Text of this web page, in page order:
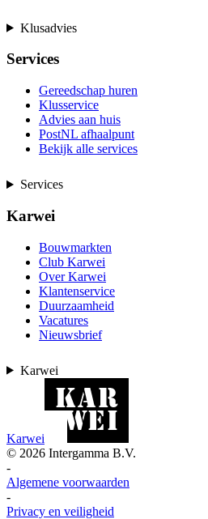
Klusadvies
Services
Gereedschap huren
Klusservice
Advies aan huis
PostNL afhaalpunt
Bekijk alle services
Services
Karwei
Bouwmarkten
Club Karwei
Over Karwei
Klantenservice
Duurzaamheid
Vacatures
Nieuwsbrief
Karwei
Karwei
© 2026 Intergamma B.V.
-
Algemene voorwaarden
-
Privacy en veiligheid